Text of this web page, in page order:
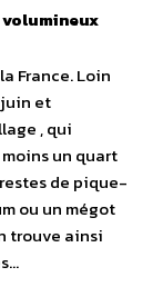
France. Loin
juin et
, qui
un quart
de pique-
ou un mégot
trouve ainsi